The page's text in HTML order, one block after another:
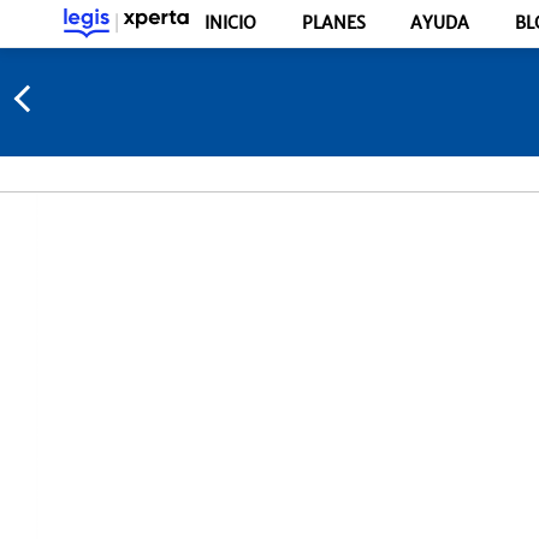
INICIO PLANES AYUDA